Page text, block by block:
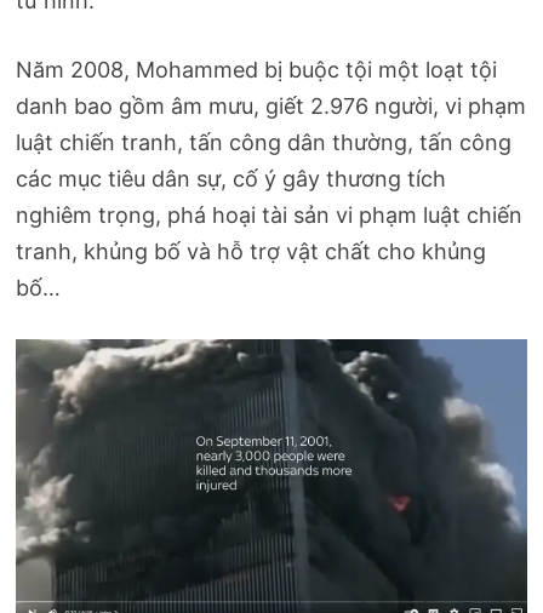
Năm 2008, Mohammed bị buộc tội một loạt tội
danh bao gồm âm mưu, giết 2.976 người, vi phạm
luật chiến tranh, tấn công dân thường, tấn công
các mục tiêu dân sự, cố ý gây thương tích
nghiêm trọng, phá hoại tài sản vi phạm luật chiến
tranh, khủng bố và hỗ trợ vật chất cho khủng
bố…